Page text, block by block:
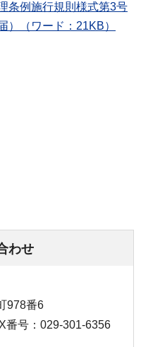
条例施行規則様式第3号
）（ワード：21KB）
わせ
978番6
番号：029-301-6356